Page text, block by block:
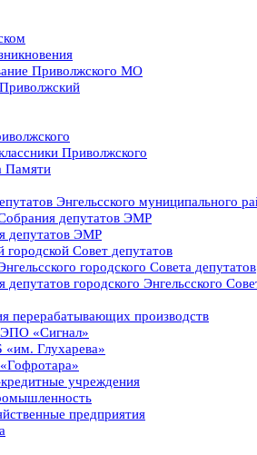
Приволжского МО
Приволжского
Памяти
Энгельсского муниципального
депутатов ЭМР
депутатов ЭМР
городской Совет депутатов
городского Совета депутатов
городского Энгельсского
перерабатывающих производств
«Сигнал»
Глухарева»
учреждения
предприятия